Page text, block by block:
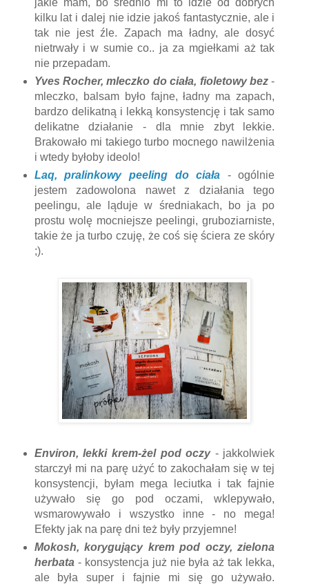
jakie mam, bo średnio mi to idzie od dobrych
kilku lat i dalej nie idzie jakoś fantastycznie, ale i
tak nie jest źle. Zapach ma ładny, ale dosyć
nietrwały i w sumie co.. ja za mgiełkami aż tak
nie przepadam.
Yves Rocher, mleczko do ciała, fioletowy bez -
mleczko, balsam było fajne, ładny ma zapach,
bardzo delikatną i lekką konsystencję i tak samo
delikatne działanie - dla mnie zbyt lekkie.
Brakowało mi takiego turbo mocnego nawilżenia
i wtedy byłoby ideolo!
Laq, pralinkowy peeling do ciała - ogólnie
jestem zadowolona nawet z działania tego
peelingu, ale ląduje w średniakach, bo ja po
prostu wolę mocniejsze peelingi, gruboziarniste,
takie że ja turbo czuję, że coś się ściera ze skóry
;).
Environ, lekki krem-żel pod oczy- jakkolwiek
starczył mi na parę użyć to zakochałam się w tej
konsystencji, byłam mega leciutka i tak fajnie
używało się go pod oczami, wklepywało,
wsmarowywało i wszystko inne - no mega!
Efekty jak na parę dni też były przyjemne!
Mokosh, korygujący krem pod oczy, zielona
herbata - konsystencja już nie była aż tak lekka,
ale była super i fajnie mi się go używało.